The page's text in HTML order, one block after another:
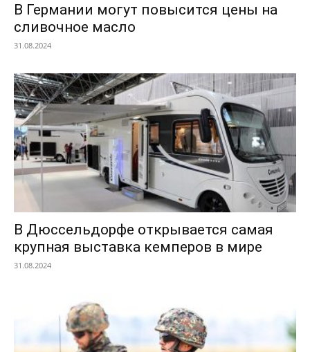
В Германии могут повысится цены на
сливочное масло
31.08.2024
В Дюссельдорфе открывается самая
крупная выставка кемперов в мире
31.08.2024